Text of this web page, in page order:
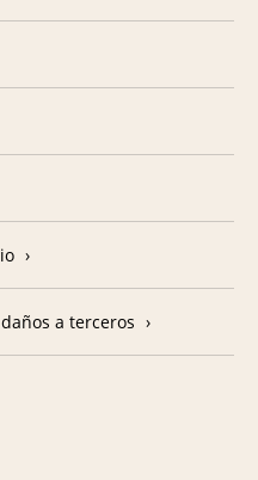
a terceros